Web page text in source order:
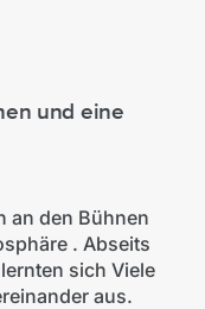
und eine
an den Bühnen
. Abseits
sich Viele
aus.